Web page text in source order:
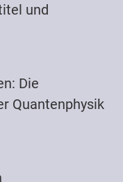
und
Die
Quantenphysik